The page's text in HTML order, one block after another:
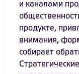
и каналами
продукте,
внимания,
собирает